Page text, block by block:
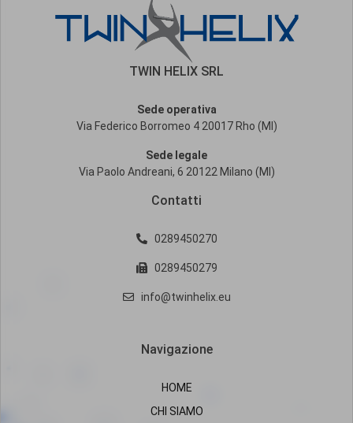
TWIN HELIX SRL
Sede operativa
Via Federico Borromeo 4 20017 Rho (MI)
Sede legale
Via Paolo Andreani, 6 20122 Milano (MI)
Contatti
0289450270
0289450279
info@twinhelix.eu
Navigazione
HOME
CHI SIAMO